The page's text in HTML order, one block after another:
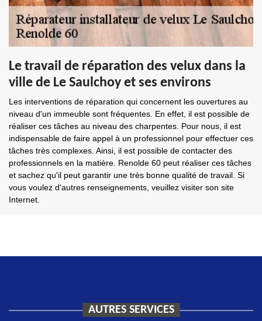
Le travail de réparation des velux dans la
ville de Le Saulchoy et ses environs
Les interventions de réparation qui concernent les ouvertures au
niveau d'un immeuble sont fréquentes. En effet, il est possible de
réaliser ces tâches au niveau des charpentes. Pour nous, il est
indispensable de faire appel à un professionnel pour effectuer ces
tâches très complexes. Ainsi, il est possible de contacter des
professionnels en la matière. Renolde 60 peut réaliser ces tâches
et sachez qu'il peut garantir une très bonne qualité de travail. Si
vous voulez d'autres renseignements, veuillez visiter son site
Internet.
AUTRES SERVICES